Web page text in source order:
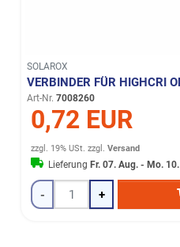
SOLAROX
VERBINDER FÜR HIGHCRI
Art-Nr. 7008260
0,72 EUR
zzgl. 19% USt. zzgl.Versand
LieferungFr. 07. Aug. - Mo.
- +